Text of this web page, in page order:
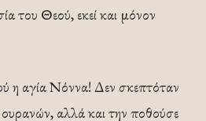
του Θεού, εκεί και μόνον
η αγία Νόννα! Δεν σκεπτόταν
αλλά και την ποθούσε